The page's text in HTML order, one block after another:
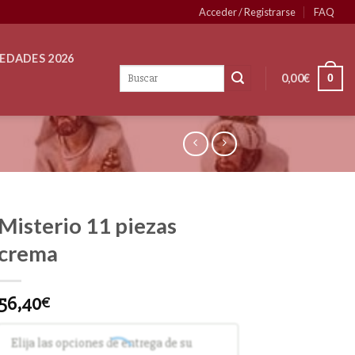
Acceder / Registrarse FAQ
2026
0,00€ 0
Misterio 11 piezas
€
Elija las opciones de entrega de su